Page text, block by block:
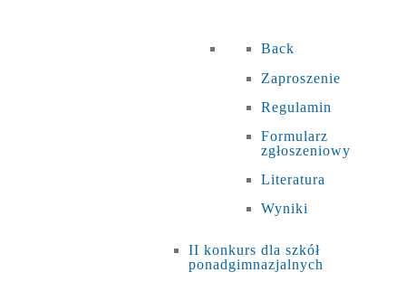
Back
Zaproszenie
Regulamin
Formularz
zgłoszeniowy
Literatura
Wyniki
II konkurs dla szkół
ponadgimnazjalnych